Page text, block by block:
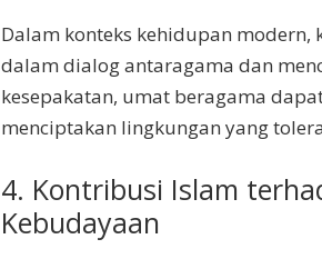
Dalam konteks kehidupan
dalam dialog antaragama dan
kesepakatan, umat beragama
menciptakan lingkungan yang
4. Kontribusi Islam
Kebudayaan